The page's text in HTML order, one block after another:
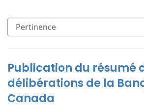
Publication du résumé
délibérations de la
Canada